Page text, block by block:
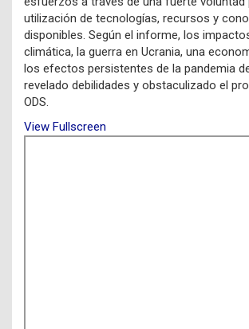
utilización de tecnologías, recursos y
disponibles. Según el informe, los
climática, la guerra en Ucrania, una
los efectos persistentes de la pandemia
revelado debilidades y obstaculizado el
ODS.
View Fullscreen